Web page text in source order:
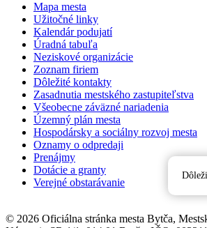
Mapa mesta
Užitočné linky
Kalendár podujatí
Úradná tabuľa
Neziskové organizácie
Zoznam firiem
Dôležité kontakty
Zasadnutia mestského zastupiteľstva
Všeobecne záväzné nariadenia
Územný plán mesta
Hospodársky a sociálny rozvoj mesta
Oznamy o odpredaji
Prenájmy
Dotácie a granty
Verejné obstarávanie
© 2026 Oficiálna stránka mesta Bytča,